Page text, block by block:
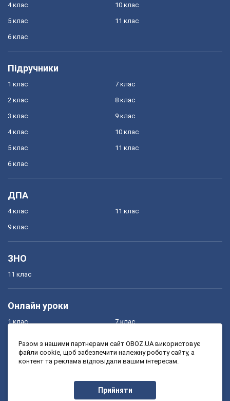
4 клас
5 клас
6 клас
10 клас
11 клас
Підручники
1 клас
2 клас
3 клас
4 клас
5 клас
6 клас
7 клас
8 клас
9 клас
10 клас
11 клас
ДПА
4 клас
9 клас
11 клас
ЗНО
11 клас
Онлайн уроки
1 клас
3 клас
7 клас
9 клас
Разом з нашими партнерами сайт OBOZ.UA використовує
файли cookie, щоб забезпечити належну роботу сайту, а
контент та реклама відповідали вашим інтересам.
Прийняти